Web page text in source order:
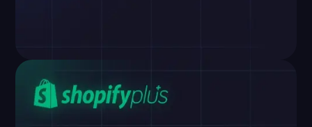
Procesador de pagos de confianza
Stripe es nuestro socio de confianza, que procesa